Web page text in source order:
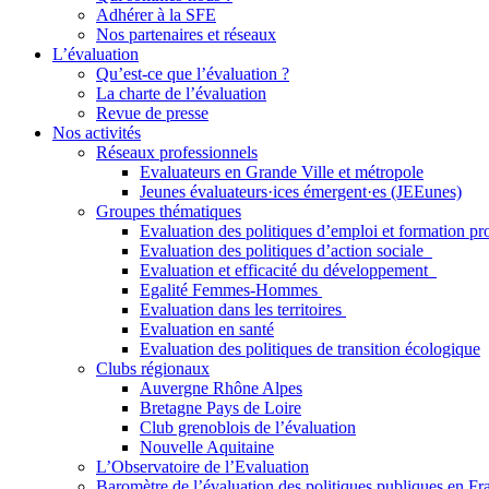
Adhérer à la SFE
Nos partenaires et réseaux
L’évaluation
Qu’est-ce que l’évaluation ?
La charte de l’évaluation
Revue de presse
Nos activités
Réseaux professionnels
Evaluateurs en Grande Ville et métropole
Jeunes évaluateurs·ices émergent·es (JEEunes)
Groupes thématiques
Evaluation des politiques d’emploi et formation
Evaluation des politiques d’action sociale
Evaluation et efficacité du développement
Egalité Femmes-Hommes
Evaluation dans les territoires
Evaluation en santé
Evaluation des politiques de transition écologique
Clubs régionaux
Auvergne Rhône Alpes
Bretagne Pays de Loire
Club grenoblois de l’évaluation
Nouvelle Aquitaine
L’Observatoire de l’Evaluation